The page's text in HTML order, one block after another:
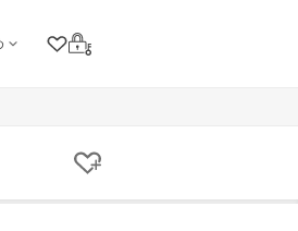
クリップリスト
ログイン
クリップする